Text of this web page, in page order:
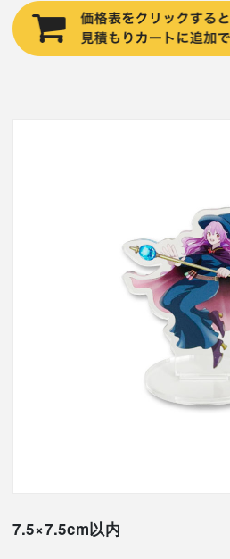
7.5×7.5cm以内